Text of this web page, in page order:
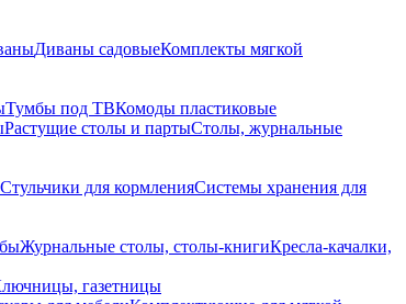
Диваны садовыеКомплекты мягкой
Тумбы под ТВКомоды пластиковые
Растущие столы и партыСтолы, журнальные
Стульчики для кормленияСистемы хранения для
Журнальные столы, столы-книгиКресла-качалки,
газетницы